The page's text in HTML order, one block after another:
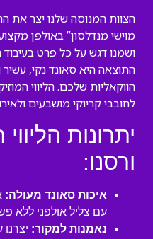
הצוות המנוסה שלנו יצר את
מוישי מנדלסון” באולפן
ושמנו דגש על כל פרט
התוצאה היא סאונד נקי, עשיר
הווקאליות שלכם. הליווי
לחובבי קריוקי מושבעים
יתרונות
ורסנו:
איכות סאונד מעולה:
עם צליל אולפני ללא
נאמנות למקור: